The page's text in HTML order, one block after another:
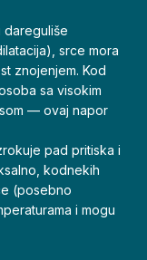
dareguliše
srce mora
znojenjem. Kod
sa visokim
— ovaj napor
pad pritiska i
kodnekih
(posebno
i mogu